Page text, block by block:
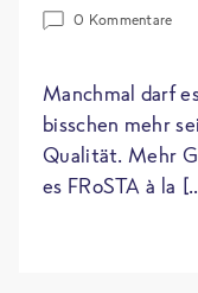
0 Kommentare
Manchmal darf
bisschen mehr
Qualität. Mehr
es FRoSTA à la